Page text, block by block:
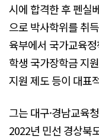
시에 합격한 후 펜실
으로 박사학위를 취
육부에서 국가교육
학생 국가장학금 지
지원 제도 등이 대표
그는 대구·경남교육
2022년 민선 경상북